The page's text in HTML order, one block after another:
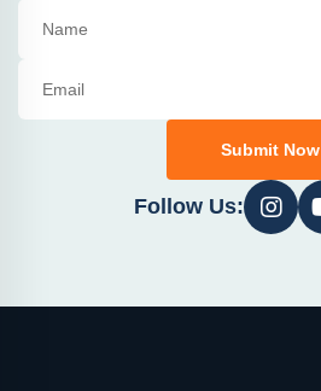
Submit Now
Follow Us: